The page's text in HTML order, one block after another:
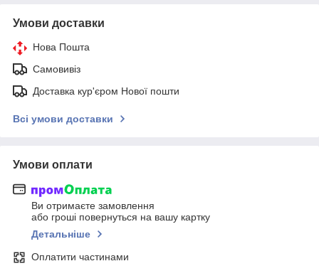
Умови доставки
Нова Пошта
Самовивіз
Доставка кур'єром Нової пошти
Всі умови доставки
Умови оплати
Ви отримаєте замовлення
або гроші повернуться на вашу картку
Детальніше
Оплатити частинами